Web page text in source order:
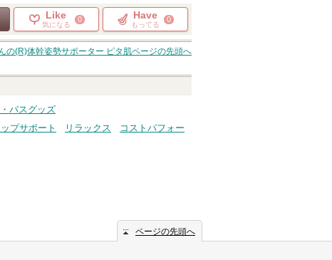
Like
気になる
0 Have
もってる
0
の(R)体幹姿勢サポーター ピタ肌ページの先頭へ
バスグッズ
プサポート リラックス
コストパフォー
ページの先頭へ